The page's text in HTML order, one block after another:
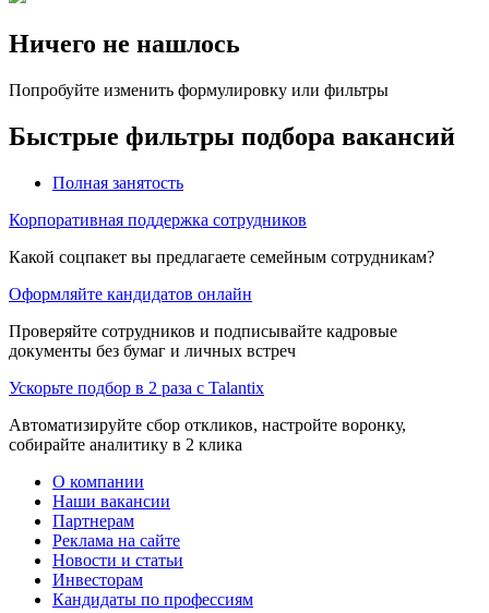
Ничего не нашлось
Попробуйте изменить формулировку или фильтры
Быстрые фильтры подбора вакансий
Полная занятость
Корпоративная поддержка сотрудников
Какой соцпакет вы предлагаете семейным сотрудникам?
Оформляйте кандидатов онлайн
Проверяйте сотрудников и подписывайте кадровые
документы без бумаг и личных встреч
Ускорьте подбор в 2 раза с Talantix
Автоматизируйте сбор откликов, настройте воронку,
собирайте аналитику в 2 клика
О компании
Наши вакансии
Партнерам
Реклама на сайте
Новости и статьи
Инвесторам
Кандидаты по профессиям